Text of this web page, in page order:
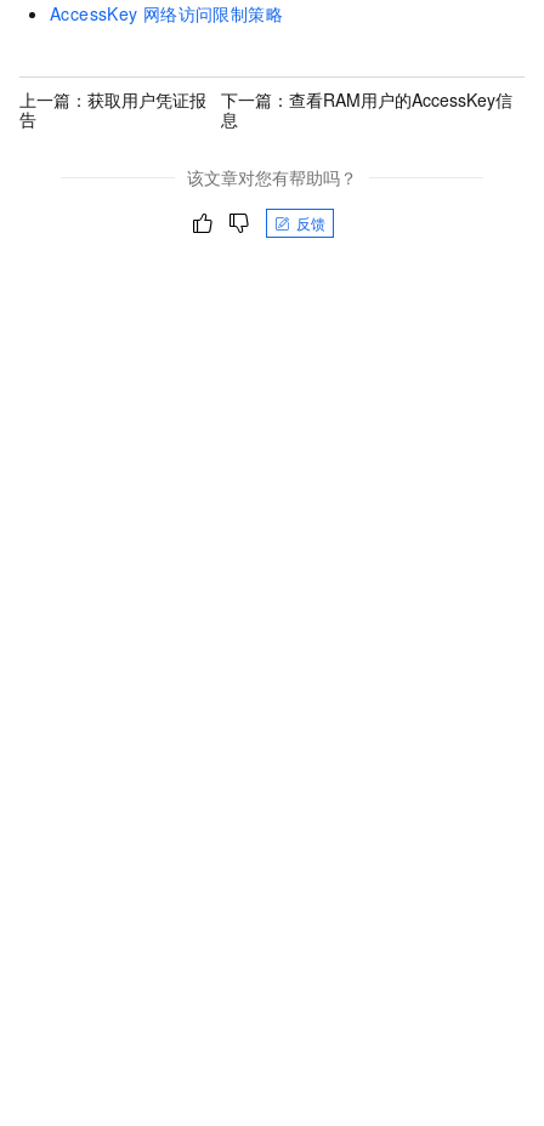
AccessKey 网络访问限制策略
上一篇： 获取用户凭证报
告
下一篇： 查看RAM用户的AccessKey信
息
该文章对您有帮助吗？
反馈